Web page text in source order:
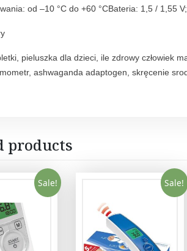
od –10 °C do +60 °CBateria: 1,5 / 1,55
pieluszka dla dzieci, ile zdrowy człowiek
ashwaganda adaptogen, skręcenie
products
Sale! Sale!